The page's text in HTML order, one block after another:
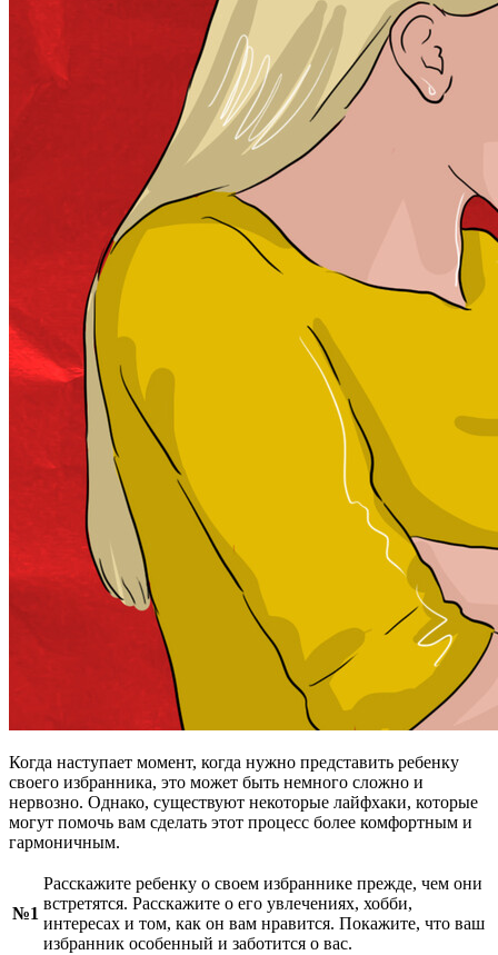
Когда наступает момент, когда нужно представить ребенку
своего избранника, это может быть немного сложно и
нервозно. Однако, существуют некоторые лайфхаки, которые
могут помочь вам сделать этот процесс более комфортным и
гармоничным.
№1
Расскажите ребенку о своем избраннике прежде, чем они
встретятся. Расскажите о его увлечениях, хобби,
интересах и том, как он вам нравится. Покажите, что ваш
избранник особенный и заботится о вас.